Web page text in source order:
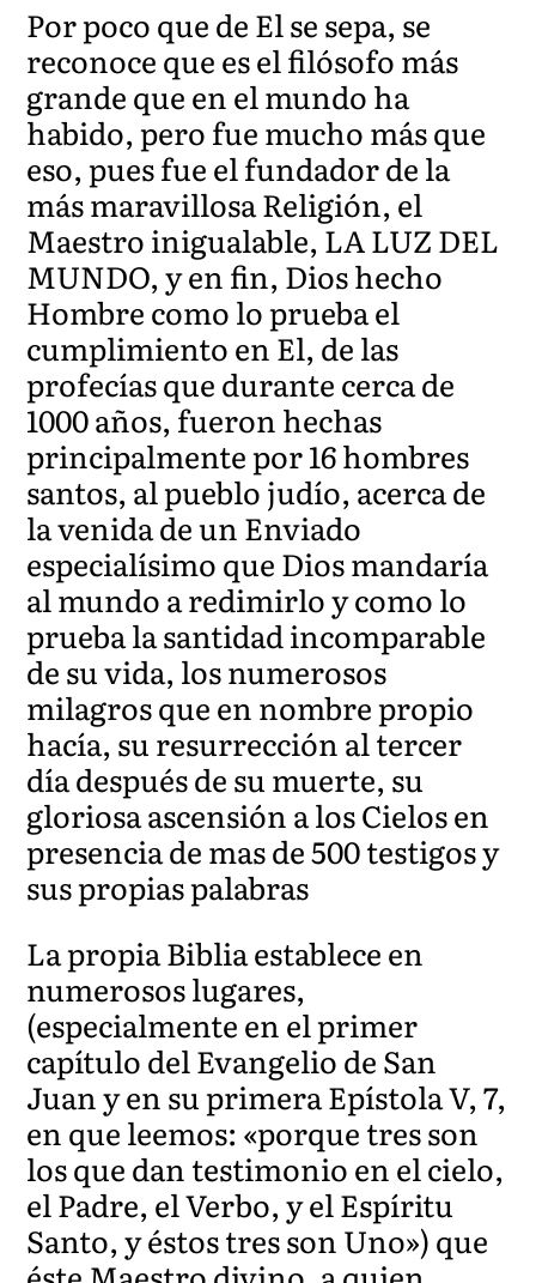
Por poco que de El se sepa, se
reconoce que es el filósofo más
grande que en el mundo ha
habido, pero fue mucho más que
eso, pues fue el fundador de la
más maravillosa Religión, el
Maestro inigualable, LA LUZ DEL
MUNDO, y en fin, Dios hecho
Hombre como lo prueba el
cumplimiento en El, de las
profecías que durante cerca de
1000 años, fueron hechas
principalmente por 16 hombres
santos, al pueblo judío, acerca de
la venida de un Enviado
especialísimo que Dios mandaría
al mundo a redimirlo y como lo
prueba la santidad incomparable
de su vida, los numerosos
milagros que en nombre propio
hacía, su resurrección al tercer
día después de su muerte, su
gloriosa ascensión a los Cielos en
presencia de mas de 500 testigos y
sus propias palabras
La propia Biblia establece en
numerosos lugares,
(especialmente en el primer
capítulo del Evangelio de San
Juan y en su primera Epístola V, 7,
en que leemos: «porque tres son
los que dan testimonio en el cielo,
el Padre, el Verbo, y el Espíritu
Santo, y éstos tres son Uno») que